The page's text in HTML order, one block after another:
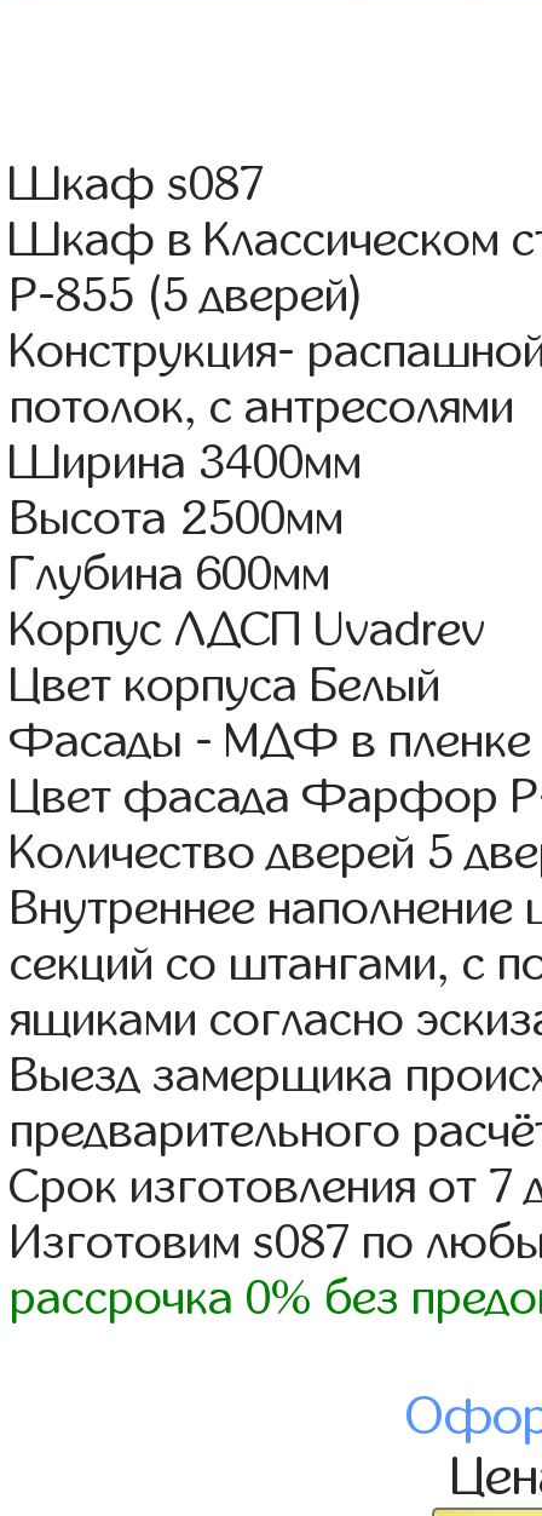
Шкаф s087
Шкаф в Классическом
Р-855 (5 дверей)
Конструкция-
потолок, с антресолями
Ширина 3400мм
Высота 2500мм
Глубина 600мм
Корпус ЛДСП Uvadrev
Цвет корпуса Белый
Фасады - МДФ в
Цвет фасада Фарфор
Количество дверей 5
Внутреннее
секций со штангами, с
ящиками согласно
Выезд замерщика
предварительного
Срок изготовления от 7
Изготовим s087 по
рассрочка 0% без